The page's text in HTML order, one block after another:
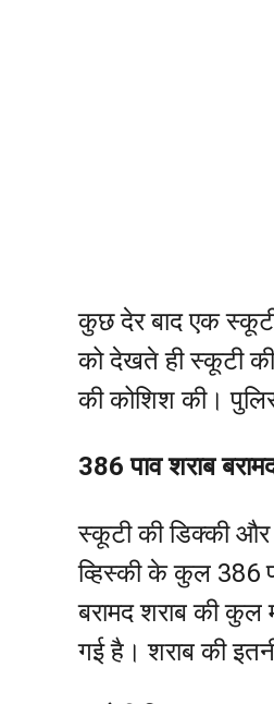
कुछ देर बाद एक
को देखते ही स्कूटी
की कोशिश की।
386 पाव शराब
स्कूटी की डिक्की और
व्हिस्की के कुल 386
बरामद शराब की
गई है। शराब की